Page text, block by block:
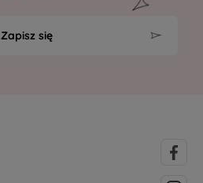
Zapisz się